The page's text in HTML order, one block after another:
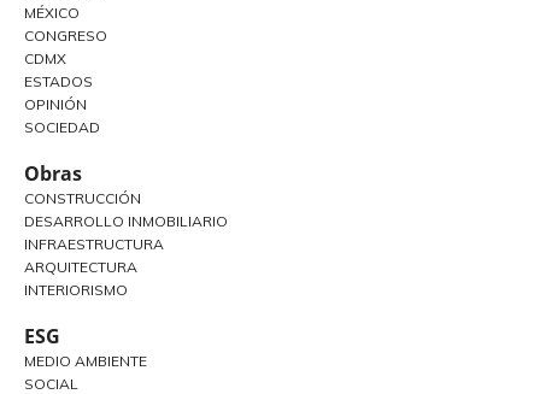
MÉXICO
CONGRESO
CDMX
ESTADOS
OPINIÓN
SOCIEDAD
Obras
CONSTRUCCIÓN
DESARROLLO INMOBILIARIO
INFRAESTRUCTURA
ARQUITECTURA
INTERIORISMO
ESG
MEDIO AMBIENTE
SOCIAL